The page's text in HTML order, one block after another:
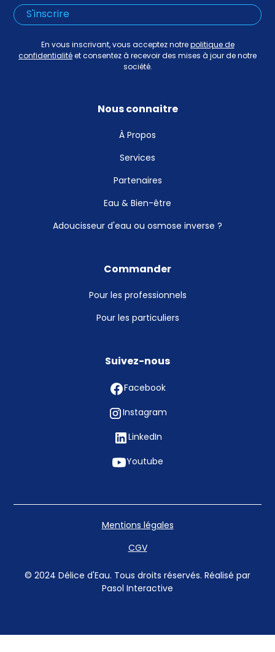
En vous inscrivant, vous acceptez notre politique de
confidentialité et consentez à recevoir des mises à jour de notre
société.
Nous connaitre
À Propos
Services
Partenaires
Eau & Bien-être
Adoucisseur d'eau ou osmose inverse ?
Commander
Pour les professionnels
Pour les particuliers
Suivez-nous
Facebook
Instagram
LinkedIn
Youtube
© 2024 Délice d'Eau. Tous droits réservés. Réalisé par
Pasol Interactive
Mentions légales
CGV